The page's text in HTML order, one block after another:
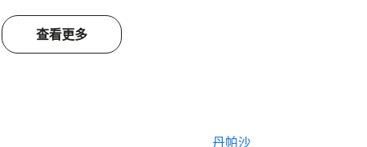
查看更多
丹帕沙